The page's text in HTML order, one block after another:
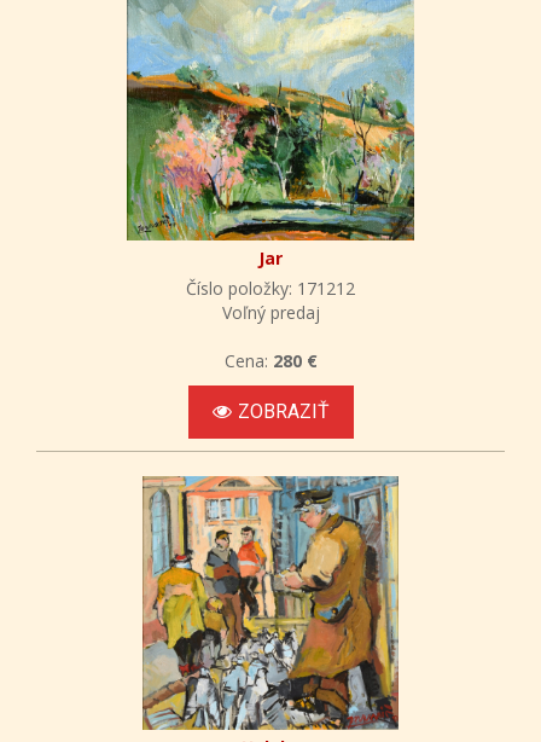
Jar
Číslo položky: 171212
Voľný predaj
Cena: 280 €
ZOBRAZIŤ